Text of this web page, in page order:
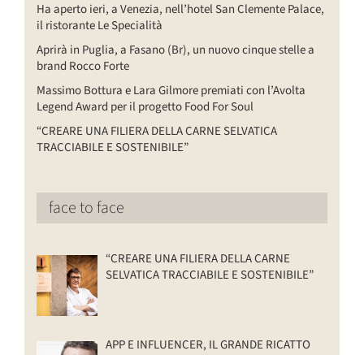
Ha aperto ieri, a Venezia, nell’hotel San Clemente Palace,
il ristorante Le Specialità
Aprirà in Puglia, a Fasano (Br), un nuovo cinque stelle a
brand Rocco Forte
Massimo Bottura e Lara Gilmore premiati con l’Avolta
Legend Award per il progetto Food For Soul
“CREARE UNA FILIERA DELLA CARNE SELVATICA
TRACCIABILE E SOSTENIBILE”
face to face
“CREARE UNA FILIERA DELLA CARNE
SELVATICA TRACCIABILE E SOSTENIBILE”
APP E INFLUENCER, IL GRANDE RICATTO